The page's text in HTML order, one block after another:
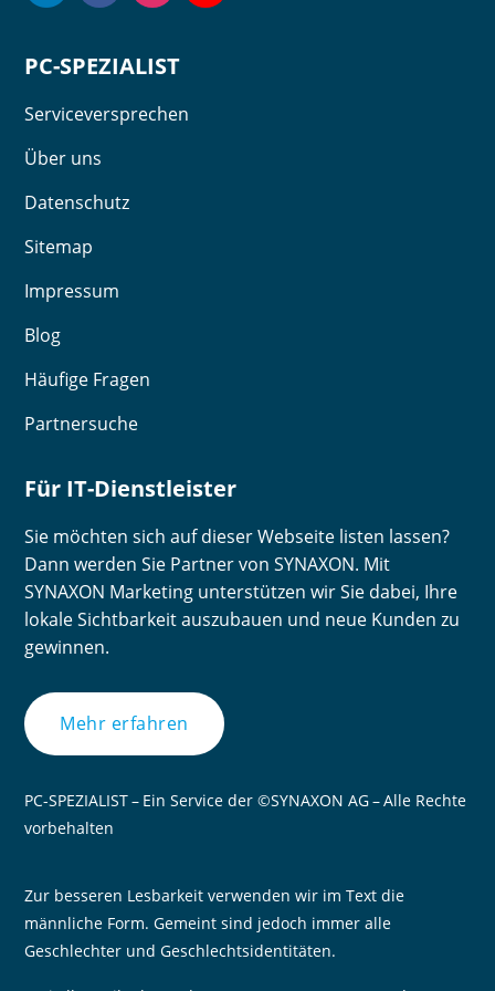
PC-SPEZIALIST
Serviceversprechen
Über uns
Datenschutz
Sitemap
Impressum
Blog
Häufige Fragen
Partnersuche
Für IT-Dienstleister
Sie möchten sich auf dieser Webseite listen lassen?
Dann werden Sie Partner von SYNAXON. Mit
SYNAXON Marketing unterstützen wir Sie dabei, Ihre
lokale Sichtbarkeit auszubauen und neue Kunden zu
gewinnen.
Mehr erfahren
PC-SPEZIALIST – Ein Service der ©SYNAXON AG – Alle Rechte
vorbehalten
Zur besseren Lesbarkeit verwenden wir im Text die
männliche Form. Gemeint sind jedoch immer alle
Geschlechter und Geschlechtsidentitäten.